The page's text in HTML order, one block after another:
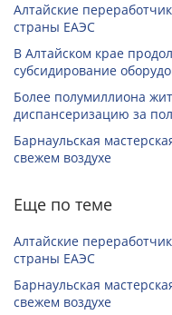
Алтайские
страны ЕАЭС
В Алтайском крае
субсидирование
Более полумиллиона
диспансеризацию за
Барнаульская
свежем воздухе
Еще по теме
Алтайские
страны ЕАЭС
Барнаульская
свежем воздухе